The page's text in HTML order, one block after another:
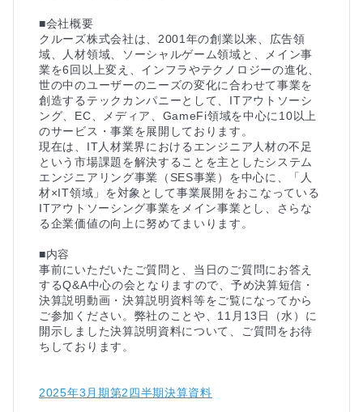
■会社概要
クルーズ株式会社は、2001年の創業以来、広告領
域、人材領域、ソーシャルゲーム領域と、メイン事
業を6回以上変え、インフラやテクノロジーの進化、
世の中のユーザーのニーズの変化に合わせて事業を
創造するテックカンパニーとして、ITアウトソーシ
ング、EC、メディア、GameFi領域を中心に10以上
のサービス・事業を展開しております。
現在は、IT人材業界におけるエンジニア人材の不足
という市場課題を解決することを主としたシステム
エンジニアリング事業（SES事業）を中心に、「人
材×IT領域」を対象として事業展開をおこなっている
ITアウトソーシング事業をメイン事業とし、さらな
る企業価値の向上に努めてまいります。
■内容
事前にいただいたご質問と、当日のご質問にお答え
するQ&A中心の会となりますので、予め決算短信・
決算説明動画・決算説明資料等をご覧になってから
ご参加ください。弊社のことや、11月13日（水）に
開示しました決算説明資料について、ご質問をお待
ちしております。
2025年3月期第2四半期決算資料